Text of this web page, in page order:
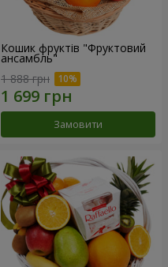
Кошик фруктів "Фруктовий
ансамбль"
1 888 грн
Замовити